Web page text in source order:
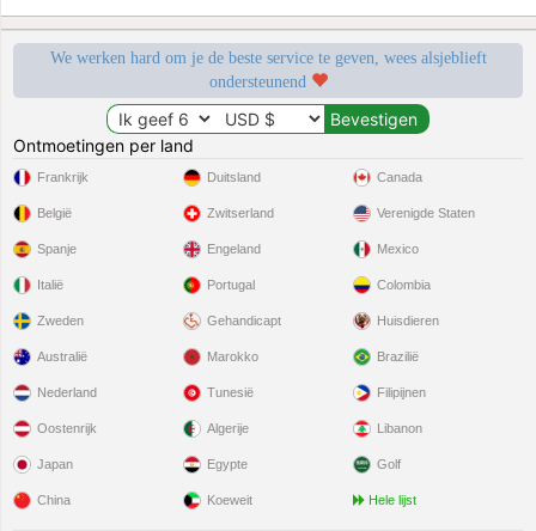
We werken hard om je de beste service te geven, wees alsjeblieft
ondersteunend
Ontmoetingen per land
Frankrijk
België
Spanje
Italië
Zweden
Duitsland
Zwitserland
Engeland
Portugal
Gehandicapt
Canada
Verenigde Staten
Mexico
Colombia
Huisdieren
Australië
Nederland
Oostenrijk
Japan
China
Marokko
Tunesië
Algerije
Egypte
Koeweit
Brazilië
Filipijnen
Libanon
Golf
Hele lijst